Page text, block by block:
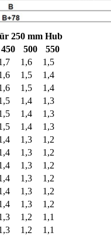
250 mm Hub
450 500
550
1,6
1,5
1,5
1,4
1,5
1,4
1,4
1,3
1,4
1,3
1,4
1,3
1,3
1,2
1,3
1,2
1,3
1,2
1,3
1,2
1,3
1,2
1,3
1,2
1,2
1,1
1,2 1,1